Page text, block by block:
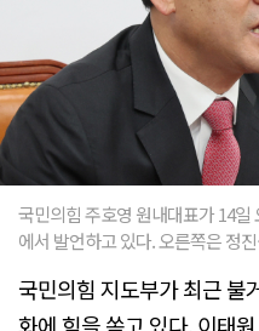
국민의힘 주호영 원내대표가 14
에서 발언하고 있다. 오른쪽은 정
국민의힘 지도부가 최근 불